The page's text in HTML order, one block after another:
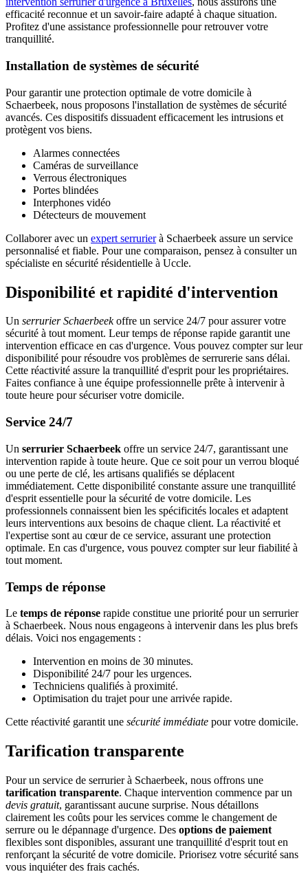
efficacité reconnue et un savoir-faire adapté à chaque situation.
Profitez d'une assistance professionnelle pour retrouver votre
tranquillité.
Installation de systèmes de sécurité
Pour garantir une protection optimale de votre domicile à
Schaerbeek, nous proposons l'installation de systèmes de sécurité
avancés. Ces dispositifs dissuadent efficacement les intrusions et
protègent vos biens.
Alarmes connectées
Caméras de surveillance
Verrous électroniques
Portes blindées
Interphones vidéo
Détecteurs de mouvement
Collaborer avec un expert serrurierà Schaerbeek assure un service
personnalisé et fiable. Pour une comparaison, pensez à consulter un
spécialiste en sécurité résidentielle à Uccle.
Disponibilité et rapidité d'intervention
Un serrurier Schaerbeekoffre un service 24/7 pour assurer votre
sécurité à tout moment. Leur temps de réponse rapide garantit une
intervention efficace en cas d'urgence. Vous pouvez compter sur leur
disponibilité pour résoudre vos problèmes de serrurerie sans délai.
Cette réactivité assure la tranquillité d'esprit pour les propriétaires.
Faites confiance à une équipe professionnelle prête à intervenir à
toute heure pour sécuriser votre domicile.
Service 24/7
Un serrurier Schaerbeek offre un service 24/7, garantissant une
intervention rapide à toute heure. Que ce soit pour un verrou bloqué
ou une perte de clé, les artisans qualifiés se déplacent
immédiatement. Cette disponibilité constante assure une tranquillité
d'esprit essentielle pour la sécurité de votre domicile. Les
professionnels connaissent bien les spécificités locales et adaptent
leurs interventions aux besoins de chaque client. La réactivité et
l'expertise sont au cœur de ce service, assurant une protection
optimale. En cas d'urgence, vous pouvez compter sur leur fiabilité à
tout moment.
Temps de réponse
Le temps de réponse rapide constitue une priorité pour un serrurier
à Schaerbeek. Nous nous engageons à intervenir dans les plus brefs
délais. Voici nos engagements :
Intervention en moins de 30 minutes.
Disponibilité 24/7 pour les urgences.
Techniciens qualifiés à proximité.
Optimisation du trajet pour une arrivée rapide.
Cette réactivité garantit une sécurité immédiate pour votre domicile.
Tarification transparente
Pour un service de serrurier à Schaerbeek, nous offrons une
tarification transparente. Chaque intervention commence par un
devis gratuit, garantissant aucune surprise. Nous détaillons
clairement les coûts pour les services comme le changement de
serrure ou le dépannage d'urgence. Des options de paiement
flexibles sont disponibles, assurant une tranquillité d'esprit tout en
renforçant la sécurité de votre domicile. Priorisez votre sécurité sans
vous inquiéter des frais cachés.